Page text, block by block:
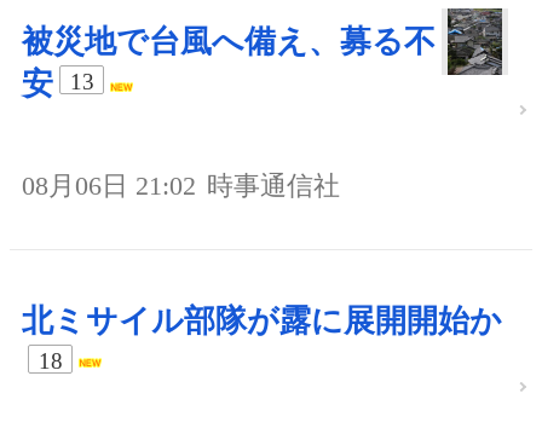
被災地で台風へ備え、募る不
安
13
08月06日 21:02 時事通信社
北ミサイル部隊が露に展開開始か
18